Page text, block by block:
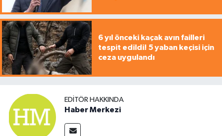
6 yıl önceki kaçak avın failleri
tespit edildi! 5 yaban keçisi için
ceza uygulandı
EDITÖR HAKKINDA
Haber Merkezi